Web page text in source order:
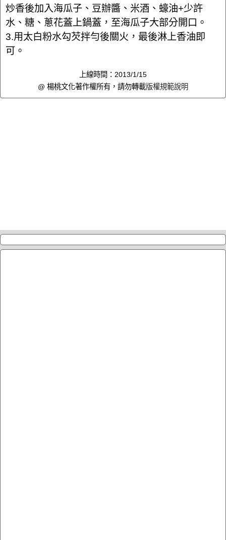
炒香後加入海瓜子、豆辦醬、米酒、蠔油+少許
水、糖、蔥花蓋上鍋蓋，至海瓜子大部分開口。
3.用太白粉水勾芡拌勻後關火，最後淋上香油即
可。
上線時間：2013/1/15
@ 楊桃文化著作權所有，請勿轉載版權規範說明